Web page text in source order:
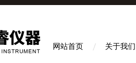
网站首页 关于我们